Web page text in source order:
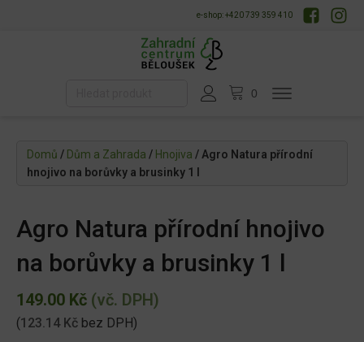
e-shop: +420 739 359 410
Domů / Dům a Zahrada / Hnojiva / Agro Natura přírodní
hnojivo na borůvky a brusinky 1 l
Agro Natura přírodní hnojivo
na borůvky a brusinky 1 l
149.00 Kč (vč. DPH)
(123.14 Kč bez DPH)